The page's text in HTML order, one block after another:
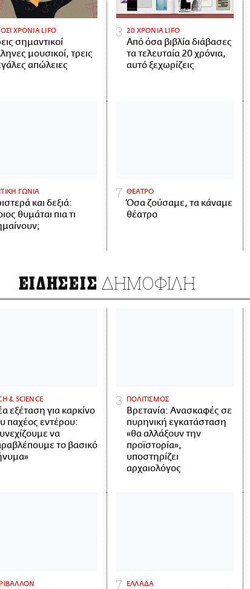
ΧΡΟΝΙΑ LIFO
σημαντικοί
μουσικοί, τρεις
απώλειες
20 ΧΡΟΝΙΑ LIFO
Από όσα βιβλία διάβασες
τα τελευταία 20 χρόνια,
αυτό ξεχωρίζεις
ΓΩΝΙΑ
και δεξιά:
θυμάται πια τι
ΘΕΑΤΡΟ
Όσα ζούσαμε, τα κάναμε
θέατρο
ΕΙΔΗΣΕΙΣ ΔΗΜΟΦΙΛΗ
& SCIENCE
εξέταση για καρκίνο
παχέος εντέρου:
να
το βασικό
ΠΟΛΙΤΙΣΜΟΣ
Βρετανία: Ανασκαφές σε
πυρηνική εγκατάσταση
«θα αλλάξουν την
προϊστορία»,
υποστηρίζει
αρχαιολόγος
ΕΛΛΑΔΑ